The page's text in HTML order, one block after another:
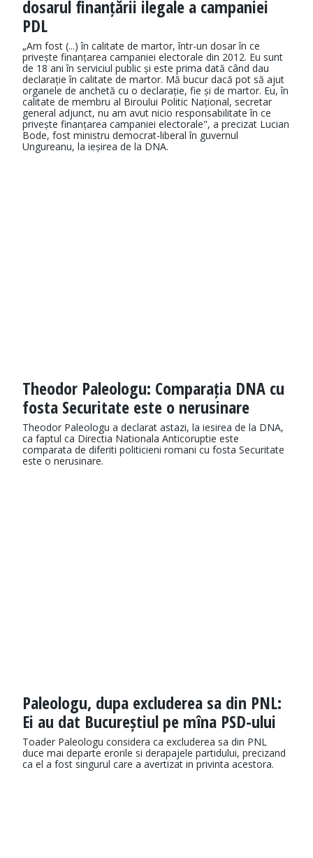
dosarul finanțării ilegale a campaniei
PDL
„Am fost (...) în calitate de martor, într-un dosar în ce
privește finanțarea campaniei electorale din 2012. Eu sunt
de 18 ani în serviciul public și este prima dată când dau
declarație în calitate de martor. Mă bucur dacă pot să ajut
organele de anchetă cu o declarație, fie și de martor. Eu, în
calitate de membru al Biroului Politic Național, secretar
general adjunct, nu am avut nicio responsabilitate în ce
privește finanțarea campaniei electorale", a precizat Lucian
Bode, fost ministru democrat-liberal în guvernul
Ungureanu, la ieșirea de la DNA.
Theodor Paleologu: Comparația DNA cu
fosta Securitate este o nerusinare
Theodor Paleologu a declarat astazi, la iesirea de la DNA,
ca faptul ca Directia Nationala Anticoruptie este
comparata de diferiti politicieni romani cu fosta Securitate
este o nerusinare.
Paleologu, dupa excluderea sa din PNL:
Ei au dat Bucureștiul pe mîna PSD-ului
Toader Paleologu considera ca excluderea sa din PNL
duce mai departe erorile si derapajele partidului, precizand
ca el a fost singurul care a avertizat in privinta acestora.